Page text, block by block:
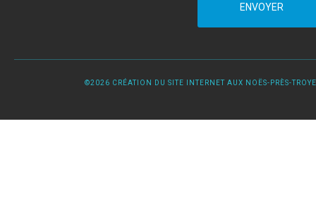
ENVOYER
©2026 CRÉATION DU SITE INTERNET AUX NOËS-PRÈS-